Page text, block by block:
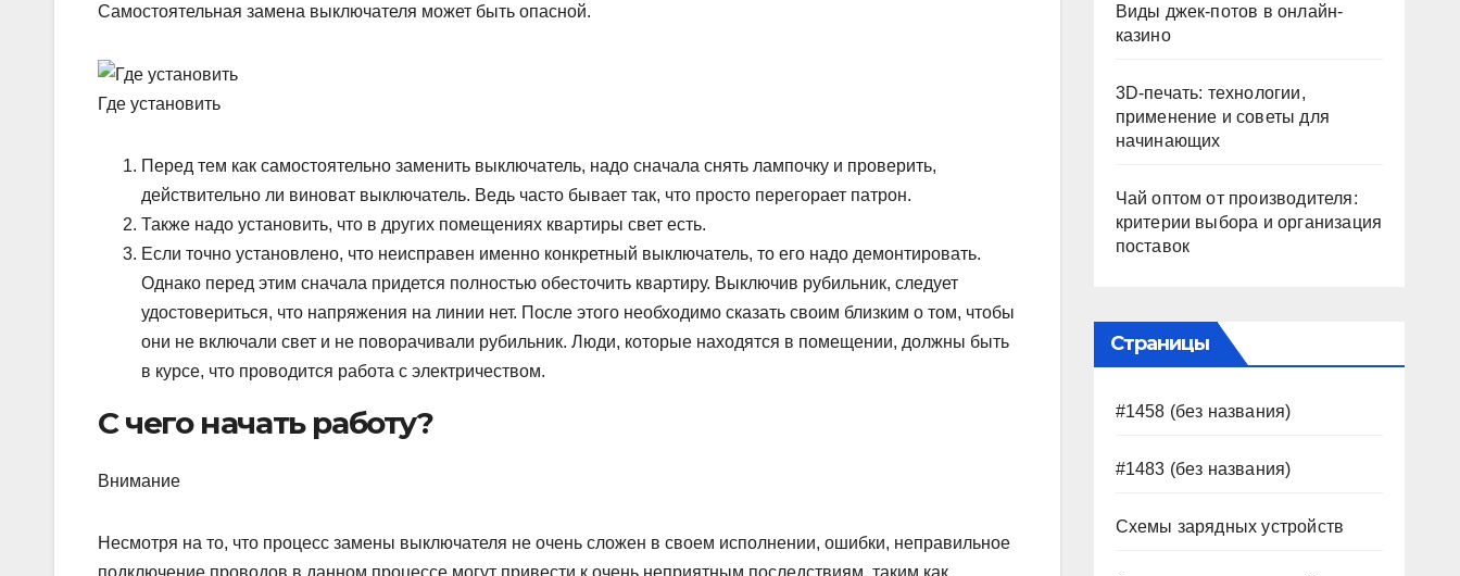
Самостоятельная замена выключателя может быть опасной.
Где установить
Перед тем как самостоятельно заменить выключатель, надо сначала снять лампочку и проверить,
действительно ли виноват выключатель. Ведь часто бывает так, что просто перегорает патрон.
Также надо установить, что в других помещениях квартиры свет есть.
Если точно установлено, что неисправен именно конкретный выключатель, то его надо демонтировать.
Однако перед этим сначала придется полностью обесточить квартиру. Выключив рубильник, следует
удостовериться, что напряжения на линии нет. После этого необходимо сказать своим близким о том, чтобы
они не включали свет и не поворачивали рубильник. Люди, которые находятся в помещении, должны быть
в курсе, что проводится работа с электричеством.
С чего начать работу?
Внимание
Несмотря на то, что процесс замены выключателя не очень сложен в своем исполнении, ошибки, неправильное
Виды джек-потов в онлайн-
казино
3D-печать: технологии,
применение и советы для
начинающих
Чай оптом от производителя:
критерии выбора и организация
поставок
Страницы
#1458 (без названия)
#1483 (без названия)
Схемы зарядных устройств